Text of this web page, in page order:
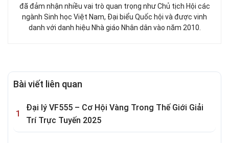
đã đảm nhận nhiều vai trò quan trọng như Chủ tịch Hội các
ngành Sinh học Việt Nam, Đại biểu Quốc hội và được vinh
danh với danh hiệu Nhà giáo Nhân dân vào năm 2010.
Bài viết liên quan
Đại lý VF555 – Cơ Hội Vàng Trong Thế Giới Giải
Trí Trực Tuyến 2025